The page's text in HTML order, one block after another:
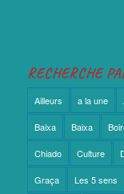
RECHERCHE
Ailleurs a la une
Baixa Baixa
Chiado Culture
Graça Les 5 sens